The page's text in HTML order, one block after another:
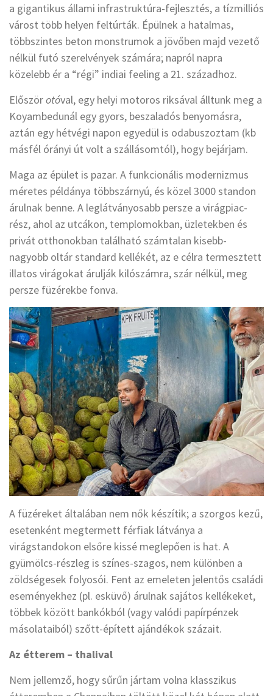
a gigantikus állami infrastruktúra-fejlesztés, a tízmilliós
várost több helyen feltúrták. Épülnek a hatalmas,
többszintes beton monstrumok a jövőben majd vezető
nélkül futó szerelvények számára; napról napra
közelebb ér a “régi” indiai feeling a 21. századhoz.
Előszörotóval, egy helyi motoros riksával álltunk meg a
Koyambedunál egy gyors, beszaladós benyomásra,
aztán egy hétvégi napon egyedül is odabuszoztam (kb
másfél órányi út volt a szállásomtól), hogy bejárjam.
Maga az épület is pazar. A funkcionális modernizmus
méretes példánya többszárnyú, és közel 3000 standon
árulnak benne. A leglátványosabb persze a virágpiac-
rész, ahol az utcákon, templomokban, üzletekben és
privát otthonokban található számtalan kisebb-
nagyobb oltár standard kellékét, az e célra termesztett
illatos virágokat árulják kilószámra, szár nélkül, meg
persze füzérekbe fonva.
A füzéreket általában nem nők készítik; a szorgos kezű,
esetenként megtermett férfiak látványa a
virágstandokon elsőre kissé meglepően is hat. A
gyümölcs-részleg is színes-szagos, nem különben a
zöldségesek folyosói. Fent az emeleten jelentős családi
eseményekhez (pl. esküvő) árulnak sajátos kellékeket,
többek között bankókból (vagy valódi papírpénzek
másolataiból) szőtt-épített ajándékok százait.
Az étterem – thalival
Nem jellemző, hogy sűrűn jártam volna klasszikus